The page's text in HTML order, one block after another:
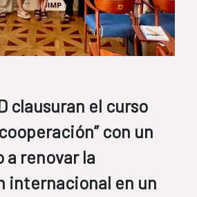
clausuran el curso
con un
a renovar la
internacional en un